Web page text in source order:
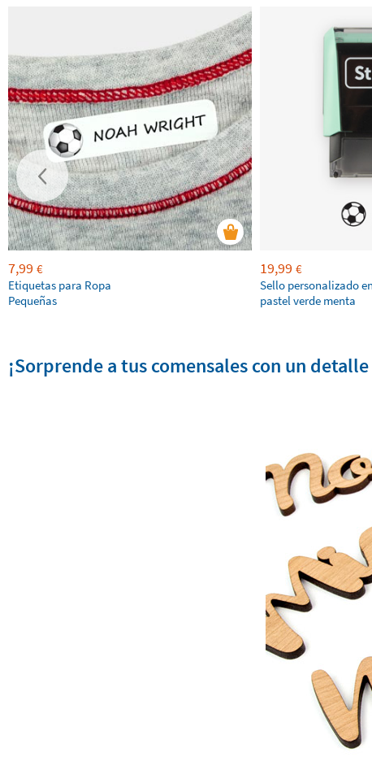
7,99 €
Etiquetas para Ropa
Pequeñas
19,99 €
Sello personalizado
pastel verde menta
¡Sorprende a tus comensales con un